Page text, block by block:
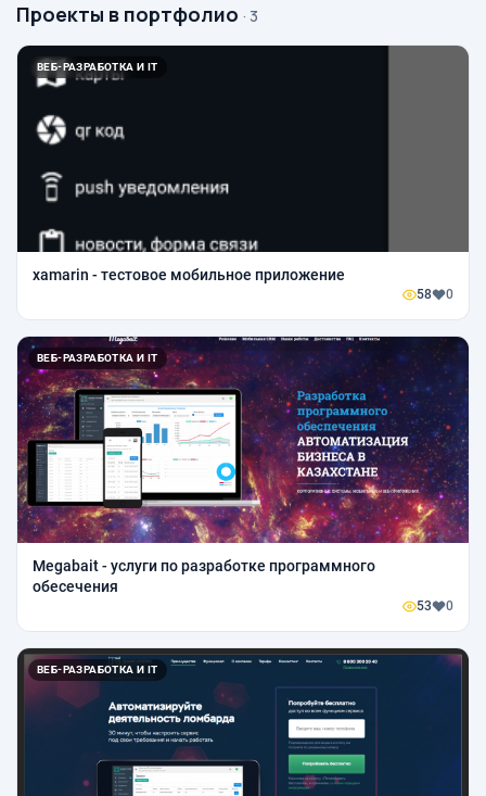
Проекты в портфолио · 3
ВЕБ-РАЗРАБОТКА И IT
xamarin - тестовое мобильное приложение
58 0
ВЕБ-РАЗРАБОТКА И IT
Megabait - услуги по разработке программного
обесечения
53 0
ВЕБ-РАЗРАБОТКА И IT